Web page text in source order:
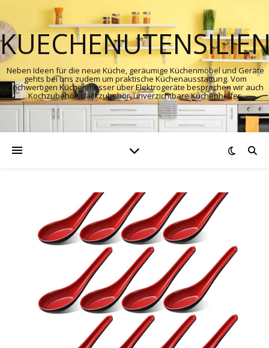
Neben Ideen für die neue Küche, geräumige Küchenmöbel und Geräte
gehts bei uns zudem um praktische Küchenausstattung. Vom
hochwertigen Küchenmesser über Elektrogeräte besprechen wir auch
Kochzubehör, Backzubehör, unverzichtbare Küchenhelfer.